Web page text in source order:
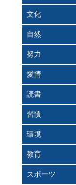
文化
自然
努力
愛情
読書
習慣
環境
教育
スポーツ